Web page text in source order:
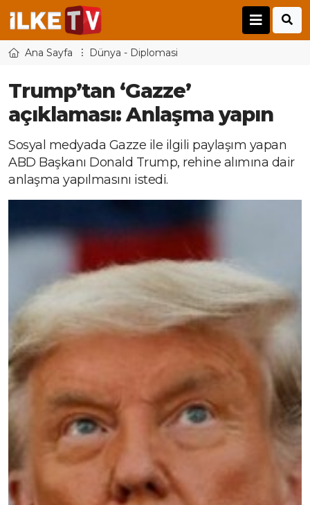
Ana Sayfa Dünya - Diplomasi
Trump’tan ‘Gazze’
açıklaması: Anlaşma yapın
Sosyal medyada Gazze ile ilgili paylaşım yapan
ABD Başkanı Donald Trump, rehine alımına dair
anlaşma yapılmasını istedi.